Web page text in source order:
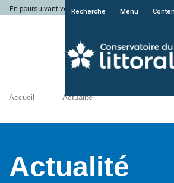
En poursuivant votre navigation sur le site du
Recherche Menu
Accueil Actualité
Actualité